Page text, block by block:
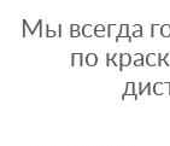
Мы всегда
по